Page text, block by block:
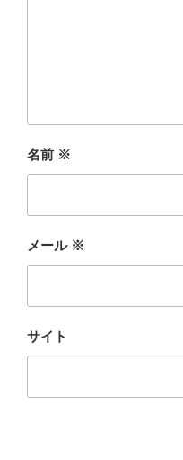
名前 ※
メール ※
サイト